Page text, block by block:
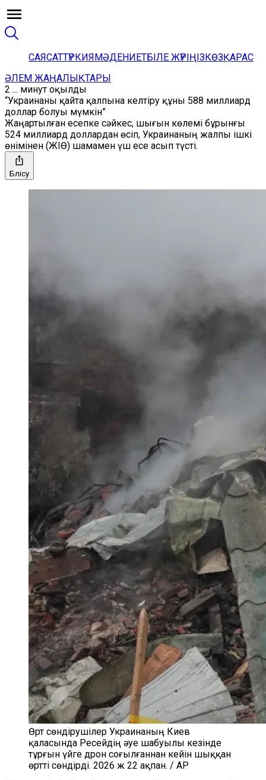
САЯСАТТҮРКИЯМӘДЕНИЕТБІЛЕ ЖҮРІҢІЗКӨЗҚАРАС
ӘЛЕМ ЖАҢАЛЫҚТАРЫ
2 ... минут оқылды
“Украинаны қайта қалпына келтіру құны 588 миллиард
доллар болуы мүмкін”
Жаңартылған есепке сәйкес, шығын көлемі бұрынғы
524 миллиард доллардан өсіп, Украинаның жалпы ішкі
өнімінен (ЖІӨ) шамамен үш есе асып түсті.
Бөлісу
Өрт сөндірушілер Украинаның Киев
қаласында Ресейдің әуе шабуылы кезінде
тұрғын үйге дрон соғылғаннан кейін шыққан
өртті сөндірді. 2026 ж 22 ақпан. / AP